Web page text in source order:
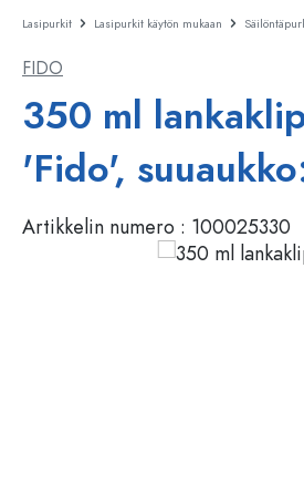
Pullot
Säilytysastiat
Astiat
Kosmetiikka-astiat
Lasipurkit Lasipurkit käytön mukaan
FIDO
350 ml
'Fido',
Artikkelin numero : 100025330